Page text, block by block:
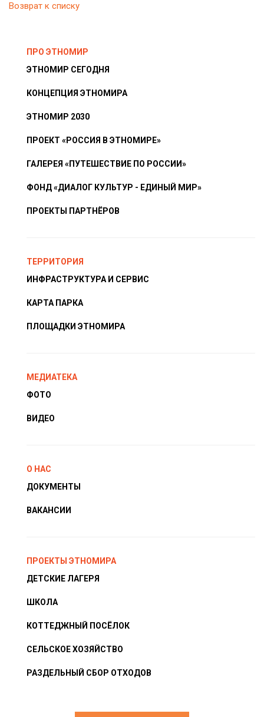
Возврат к списку
ПРО ЭТНОМИР
ЭТНОМИР СЕГОДНЯ
КОНЦЕПЦИЯ ЭТНОМИРА
ЭТНОМИР 2030
ПРОЕКТ «РОССИЯ В ЭТНОМИРЕ»
ГАЛЕРЕЯ «ПУТЕШЕСТВИЕ ПО РОССИИ»
ФОНД «ДИАЛОГ КУЛЬТУР - ЕДИНЫЙ МИР»
ПРОЕКТЫ ПАРТНЁРОВ
ТЕРРИТОРИЯ
ИНФРАСТРУКТУРА И СЕРВИС
КАРТА ПАРКА
ПЛОЩАДКИ ЭТНОМИРА
МЕДИАТЕКА
ФОТО
ВИДЕО
О НАС
ДОКУМЕНТЫ
ВАКАНСИИ
ПРОЕКТЫ ЭТНОМИРА
ДЕТСКИЕ ЛАГЕРЯ
ШКОЛА
КОТТЕДЖНЫЙ ПОСЁЛОК
СЕЛЬСКОЕ ХОЗЯЙСТВО
РАЗДЕЛЬНЫЙ СБОР ОТХОДОВ